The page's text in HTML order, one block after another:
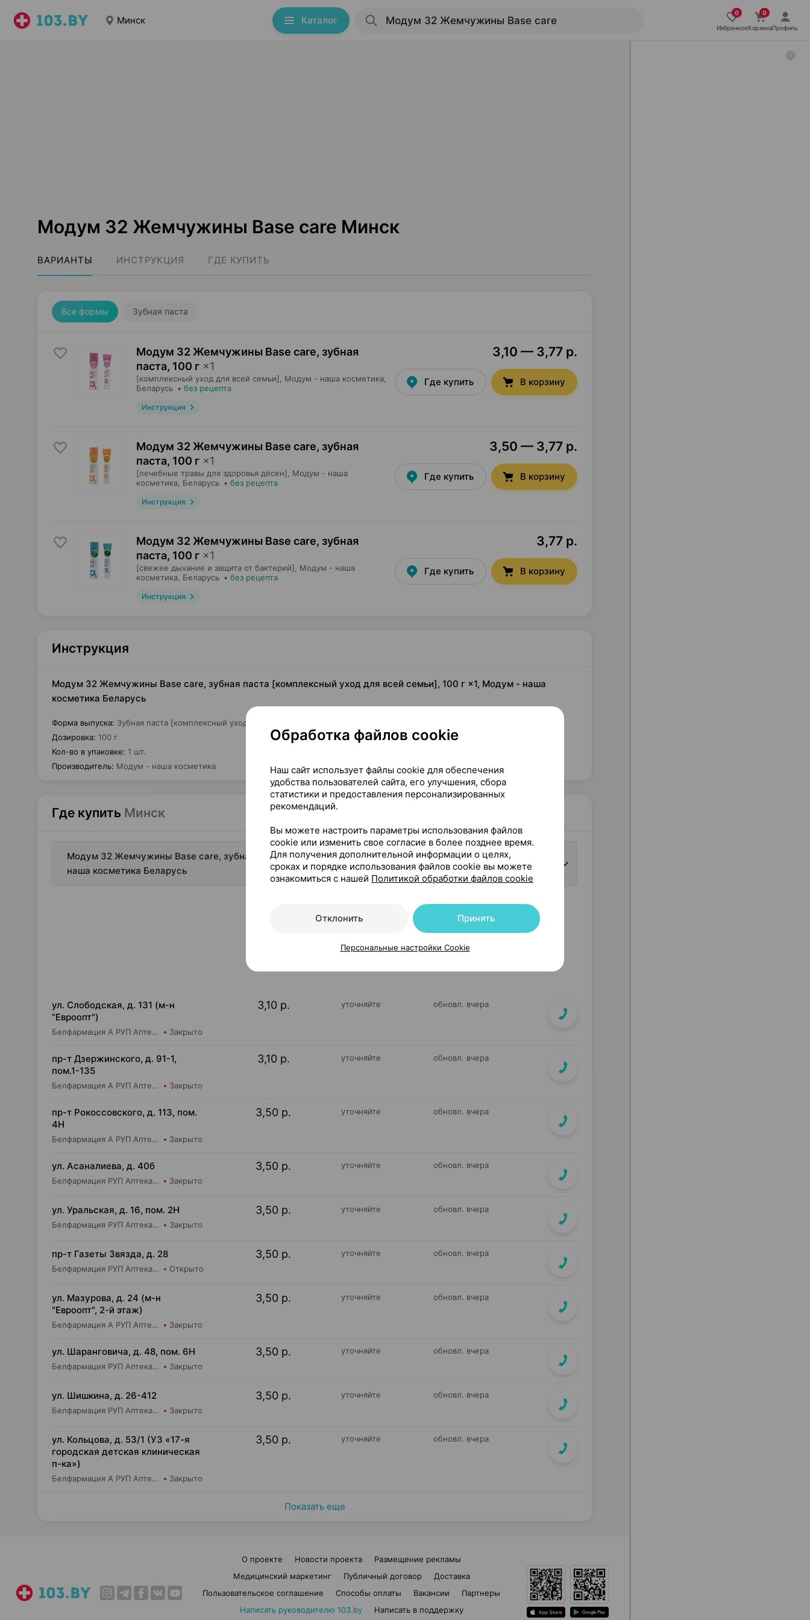
Минск Каталог
ИзбранноеКорзинаПрофиль
Модум 32 Жемчужины Base care Минск
ВАРИАНТЫ ИНСТРУКЦИЯ ГДЕ КУПИТЬ
Все формы Зубная паста
Модум 32 Жемчужины Base care, зубная
паста, 100 г ×1
[комплексный уход для всей семьи], Модум - наша косметика
Беларусь • без рецепта
Инструкция
3,10 — 3,77 р.
Где купить В корзину
Модум 32 Жемчужины Base care, зубная
паста, 100 г ×1
[лечебные травы для здоровья дёсен],
Модум - наша
косметика , Беларусь • без рецепта
Инструкция
3,50 — 3,77 р.
Где купить В корзину
Модум 32 Жемчужины Base care, зубная
паста, 100 г ×1
[свежее дыхание и защита от бактерий],
Модум - наша
косметика , Беларусь • без рецепта
Инструкция
3,77 р.
Где купить В корзину
Инструкция
Модум 32 Жемчужины Base care, зубная паста [комплексный уход для всей семьи], 100 г ×1, Модум - наша
косметика Беларусь
Форма выпуска: Зубная паста [комплексный уход для всей семьи]
Дозировка: 100 г
Кол-во в упаковке: 1 шт.
Производитель: Модум - наша косметика
Где купить Минск
Модум 32 Жемчужины Base care, зубная паста [комплексный уход для всей семьи], 100 г ×1, Модум -
наша косметика Беларусь
ул. Слободская, д. 131 (м-н
"Евроопт")
Белфармация А РУП Аптека №113 Закрыто
3,10 р. уточняйте обновл. вчера
пр-т Дзержинского, д. 91-1,
пом.1-135
Белфармация А РУП Аптека №109 Закрыто
3,10 р. уточняйте обновл. вчера
пр-т Рокоссовского, д. 113, пом.
4Н
Белфармация А РУП Аптека №57 Закрыто
3,50 р. уточняйте обновл. вчера
ул. Асаналиева, д. 40б
Белфармация РУП Аптека №100 Закрыто
3,50 р. уточняйте обновл. вчера
ул. Уральская, д. 16, пом. 2Н
Белфармация РУП Аптека №34 Закрыто
3,50 р. уточняйте обновл. вчера
пр-т Газеты Звязда, д. 28
Белфармация РУП Аптека №78 (дежурное отделение) Открыто
3,50 р. уточняйте обновл. вчера
ул. Мазурова, д. 24 (м-н
"Евроопт", 2-й этаж)
Белфармация А РУП Аптека №101 Закрыто
3,50 р. уточняйте обновл. вчера
ул. Шаранговича, д. 48, пом. 6Н
Белфармация РУП Аптека №113 Закрыто
3,50 р. уточняйте обновл. вчера
ул. Шишкина, д. 26-412
Белфармация РУП Аптека №67 Закрыто
3,50 р. уточняйте обновл. вчера
ул. Кольцова, д. 53/1 (УЗ «17-я
городская детская клиническая
п-ка»)
Белфармация А РУП Аптека №75 Закрыто
3,50 р. уточняйте обновл. вчера
Показать еще
О проекте Новости проекта
Размещение рекламы
Медицинский маркетинг
Публичный договор
Доставка
Пользовательское соглашение
Способы оплаты Вакансии
Партнеры
Написать руководителю 103.by
Написать в поддержку
Обработка файлов cookie
Наш сайт использует файлы cookie для обеспечения
удобства пользователей сайта, его улучшения, сбора
статистики и предоставления персонализированных
рекомендаций.
Вы можете настроить параметры использования файлов
cookie или изменить свое согласие в более позднее время.
Для получения дополнительной информации о целях,
сроках и порядке использования файлов cookie вы можете
ознакомиться с нашей Политикой обработки файлов cookie
Отклонить Принять
Персональные настройки Cookie